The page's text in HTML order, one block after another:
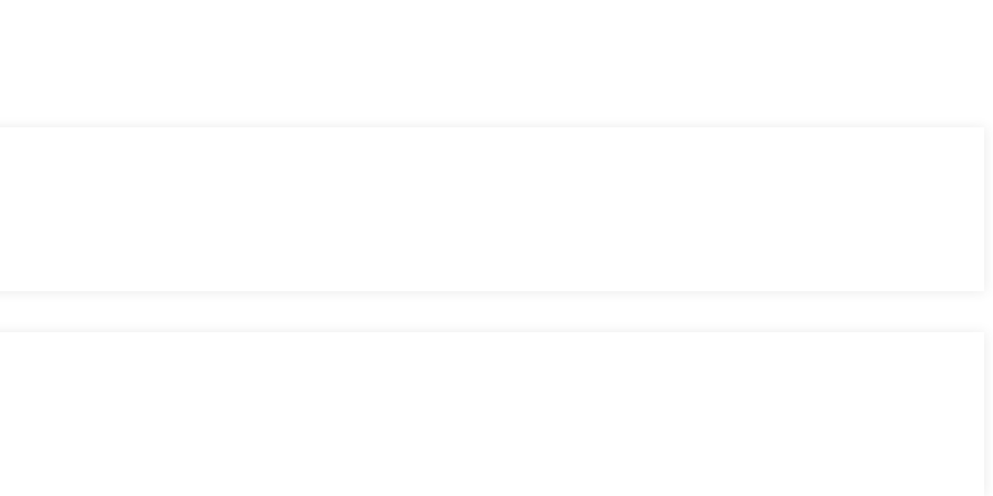
sans complications.
du marché.
des plateformes et des dApps.